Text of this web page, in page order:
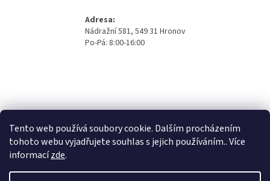
Tento web používá soubory cookie. Dalším procházením
tohoto webu vyjadřujete souhlas s jejich používáním.. Více
informacízde.
Adresa:
Nádražní 581, 549 31 Hronov
Po-Pá: 8:00-16:00